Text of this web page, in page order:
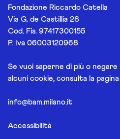
Fondazione Riccardo Catella
Via G. de Castillia 28
Cod. Fis. 97417300155
P. Iva 06003120968
Se vuoi saperne di più o
alcuni cookie, consulta la pagina
info@bam.milano.it
Accessibilità